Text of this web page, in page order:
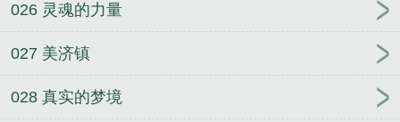
026 灵魂的力量
027 美济镇
028 真实的梦境